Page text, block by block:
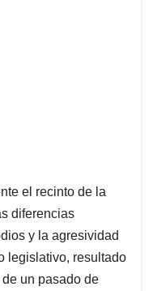
el recinto de la
diferencias
y la agresividad
legislativo, resultado
un pasado de